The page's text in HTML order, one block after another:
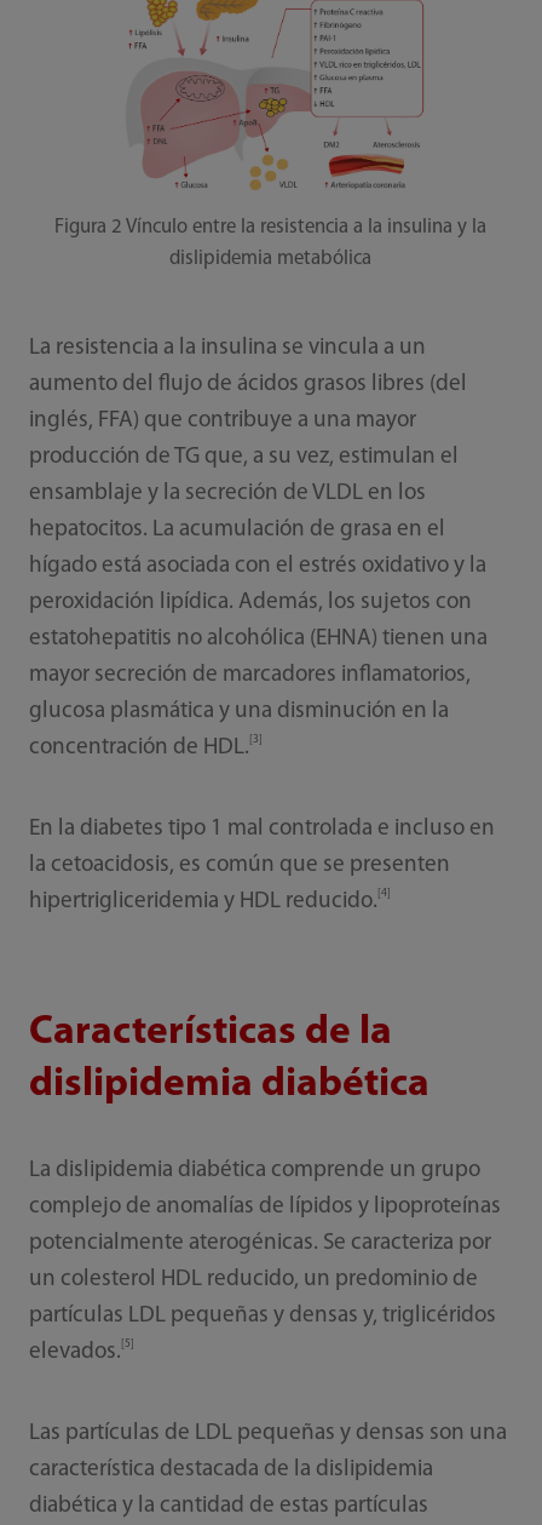
Figura 2 Vínculo entre la resistencia a la insulina y la
dislipidemia metabólica
La resistencia a la insulina se vincula a un
aumento del flujo de ácidos grasos libres (del
inglés, FFA) que contribuye a una mayor
producción de TG que, a su vez, estimulan el
ensamblaje y la secreción de VLDL en los
hepatocitos. La acumulación de grasa en el
hígado está asociada con el estrés oxidativo y la
peroxidación lipídica. Además, los sujetos con
estatohepatitis no alcohólica (EHNA) tienen una
mayor secreción de marcadores inflamatorios,
glucosa plasmática y una disminución en la
concentración de HDL. [3]
En la diabetes tipo 1 mal controlada e incluso en
la cetoacidosis, es común que se presenten
hipertrigliceridemia y HDL reducido. [4]
Características de la
dislipidemia diabética
La dislipidemia diabética comprende un grupo
complejo de anomalías de lípidos y lipoproteínas
potencialmente aterogénicas. Se caracteriza por
un colesterol HDL reducido, un predominio de
partículas LDL pequeñas y densas y, triglicéridos
elevados. [5]
Las partículas de LDL pequeñas y densas son una
característica destacada de la dislipidemia
diabética y la cantidad de estas partículas